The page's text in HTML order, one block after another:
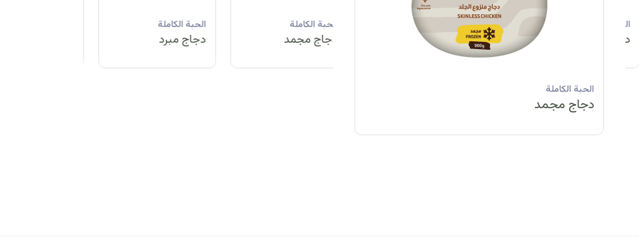
الحبة الكاملة
دجاج مبرد
الحبة الكاملة الحبة الكاملة
دجاج مجمد
الحبة الكاملة
دجاج مبرد
الحبة الكاملة
دجاج مجمد